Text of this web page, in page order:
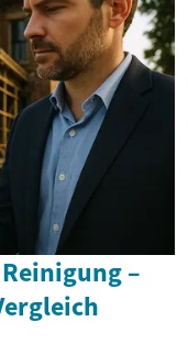
–